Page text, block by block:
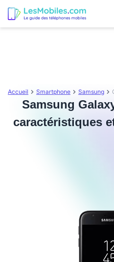
Accueil Smartphone Samsung
Samsung
caractéristiques